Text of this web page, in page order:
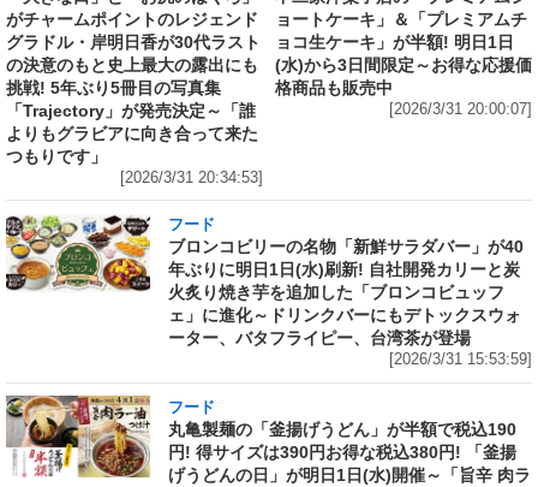
がチャームポイントのレジェンド
グラドル・岸明日香が30代ラスト
の決意のもと史上最大の露出にも
挑戦! 5年ぶり5冊目の写真集
「Trajectory」が発売決定～「誰
よりもグラビアに向き合って来た
つもりです」
[2026/3/31 20:34:53]
ョートケーキ」＆「プレミアムチ
ョコ生ケーキ」が半額! 明日1日
(水)から3日間限定～お得な応援価
格商品も販売中
[2026/3/31 20:00:07]
フード
ブロンコビリーの名物「新鮮サラダバー」が40
年ぶりに明日1日(水)刷新! 自社開発カリーと炭
火炙り焼き芋を追加した「ブロンコビュッフ
ェ」に進化～ドリンクバーにもデトックスウォ
ーター、バタフライピー、台湾茶が登場
[2026/3/31 15:53:59]
フード
丸亀製麺の「釜揚げうどん」が半額で税込190
円! 得サイズは390円お得な税込380円! 「釜揚
げうどんの日」が明日1日(水)開催～「旨辛 肉ラ